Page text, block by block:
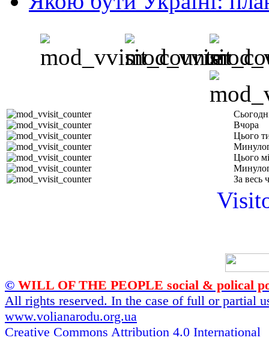
Вчора
Цього
Цього
За весь
© WILL OF THE PEOPLE social & polical
All rights reserved. In the case of full or partial
www.volianarodu.org.ua
Creative Commons Attribution 4.0 International